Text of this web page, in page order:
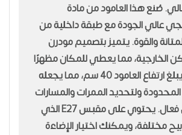
صُنع هذا العامود من مادة
عالي الجودة مع طبقة داخلية من
والقوة. يتميز بتصميم مودرن
الخارجية، مما يعطي للمكان مظهرًا
عصريًا وجماليًا. يبلغ ارتفاع العامود 40 سم، مما يجعله
المحدودة ولتحديد الممرات والمسارات
الخارجية بشكل فعال. يحتوي على مقبس E27 الذي
مختلفة، ويمكنك اختيار الإضاءة